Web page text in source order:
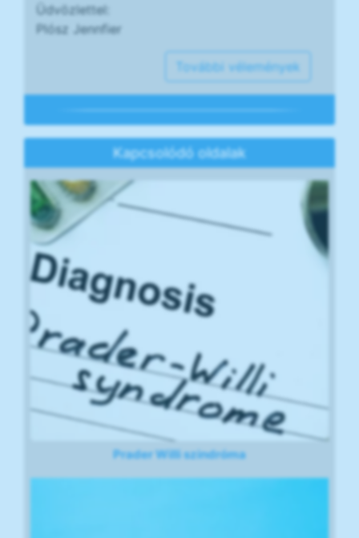
Üdvözlettel:
Plósz Jennfier
További vélemények
Kapcsolódó oldalak
Prader Willi szindróma